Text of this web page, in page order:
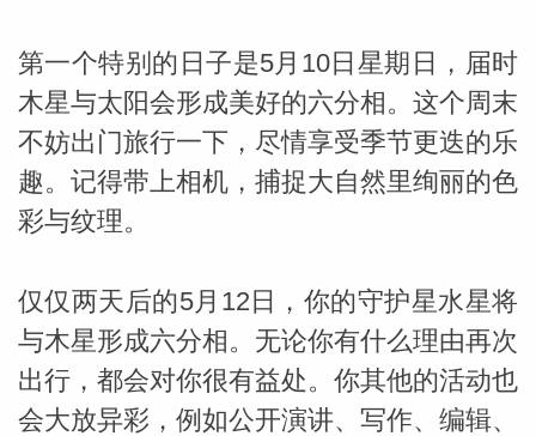
miller
第一个特别的日子是5月10日星期日，届时
木星与太阳会形成美好的六分相。这个周末
不妨出门旅行一下，尽情享受季节更迭的乐
趣。记得带上相机，捕捉大自然里绚丽的色
彩与纹理。
仅仅两天后的5月12日，你的守护星水星将
与木星形成六分相。无论你有什么理由再次
出行，都会对你很有益处。你其他的活动也
会大放异彩，例如公开演讲、写作、编辑、